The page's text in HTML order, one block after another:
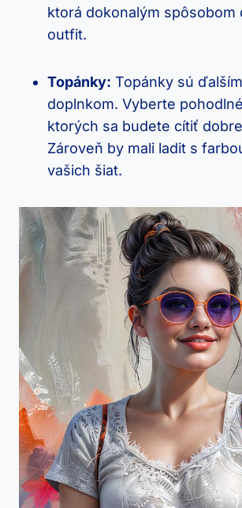
ktorá dokonalým spôsobom
outfit.
Topánky: Topánky sú
doplnkom. Vyberte
ktorých sa budete cítiť
Zároveň by mali ladit s
vašich šiat.